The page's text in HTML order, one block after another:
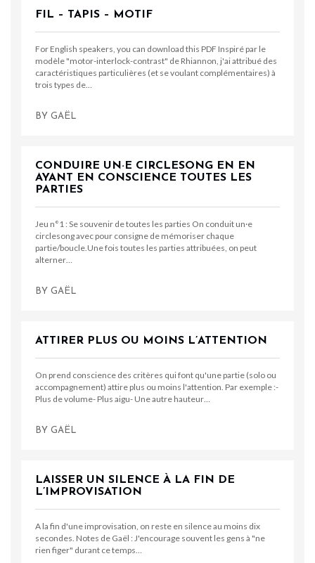
FIL – TAPIS – MOTIF
For English speakers, you can download this PDF Inspiré par le
modèle "motor-interlock-contrast" de Rhiannon, j'ai attribué des
caractéristiques particulières (et se voulant complémentaires) à
trois types de…
BY GAËL
CONDUIRE UN·E CIRCLESONG EN EN
AYANT EN CONSCIENCE TOUTES LES
PARTIES
Jeu n°1 : Se souvenir de toutes les parties On conduit un·e
circlesong avec pour consigne de mémoriser chaque
partie/boucle.Une fois toutes les parties attribuées, on peut
alterner…
BY GAËL
ATTIRER PLUS OU MOINS L’ATTENTION
On prend conscience des critères qui font qu'une partie (solo ou
accompagnement) attire plus ou moins l'attention. Par exemple :-
Plus de volume- Plus aigu- Une autre hauteur…
BY GAËL
LAISSER UN SILENCE À LA FIN DE
L’IMPROVISATION
A la fin d'une improvisation, on reste en silence au moins dix
secondes. Notes de Gaël : J'encourage souvent les gens à "ne
rien figer" durant ce temps…